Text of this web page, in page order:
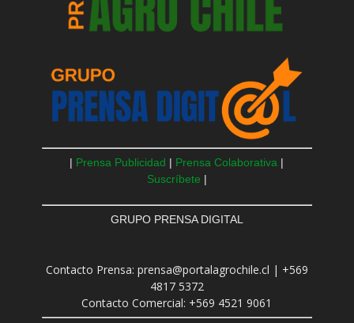
| Prensa Publicidad | Prensa Colaborativa |
Suscríbete |
GRUPO PRENSA DIGITAL
Contacto Prensa: prensa@portalagrochile.cl | +569
4817 5372
Contacto Comercial: +569 4521 9061